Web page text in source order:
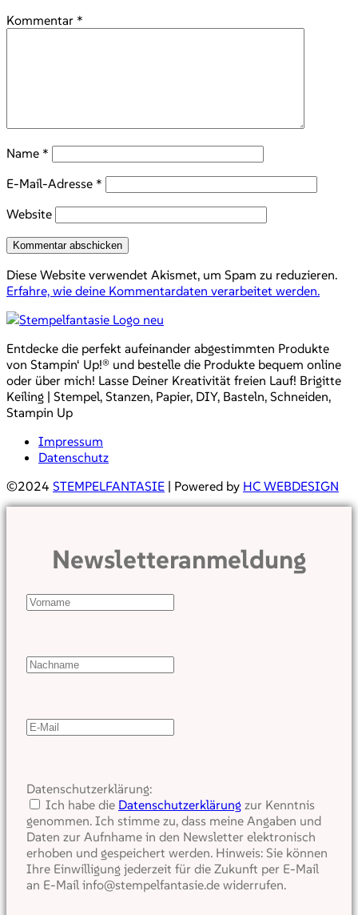
Kommentar *
Name *
E-Mail-Adresse *
Website
Diese Website verwendet Akismet, um Spam zu reduzieren.
Erfahre, wie deine Kommentardaten verarbeitet werden.
Entdecke die perfekt aufeinander abgestimmten Produkte
von Stampin‘ Up!® und bestelle die Produkte bequem online
oder über mich! Lasse Deiner Kreativität freien Lauf! Brigitte
Keiling | Stempel, Stanzen, Papier, DIY, Basteln, Schneiden,
Stampin Up
Impressum
Datenschutz
©2024 STEMPELFANTASIE | Powered by HC WEBDESIGN
Newsletteranmeldung
Datenschutzerklärung:
Ich habe die Datenschutzerklärung zur Kenntnis
genommen. Ich stimme zu, dass meine Angaben und
Daten zur Aufnhame in den Newsletter elektronisch
erhoben und gespeichert werden. Hinweis: Sie können
Ihre Einwilligung jederzeit für die Zukunft per E-Mail
an E-Mail info@stempelfantasie.de widerrufen.